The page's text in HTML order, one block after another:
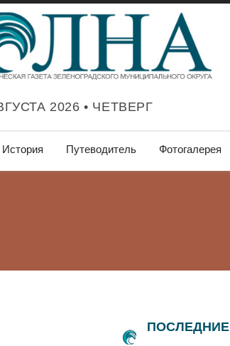
2026 • ЧЕТВЕРГ
История Путеводитель Фотогалерея
ПОСЛЕДНИЕ